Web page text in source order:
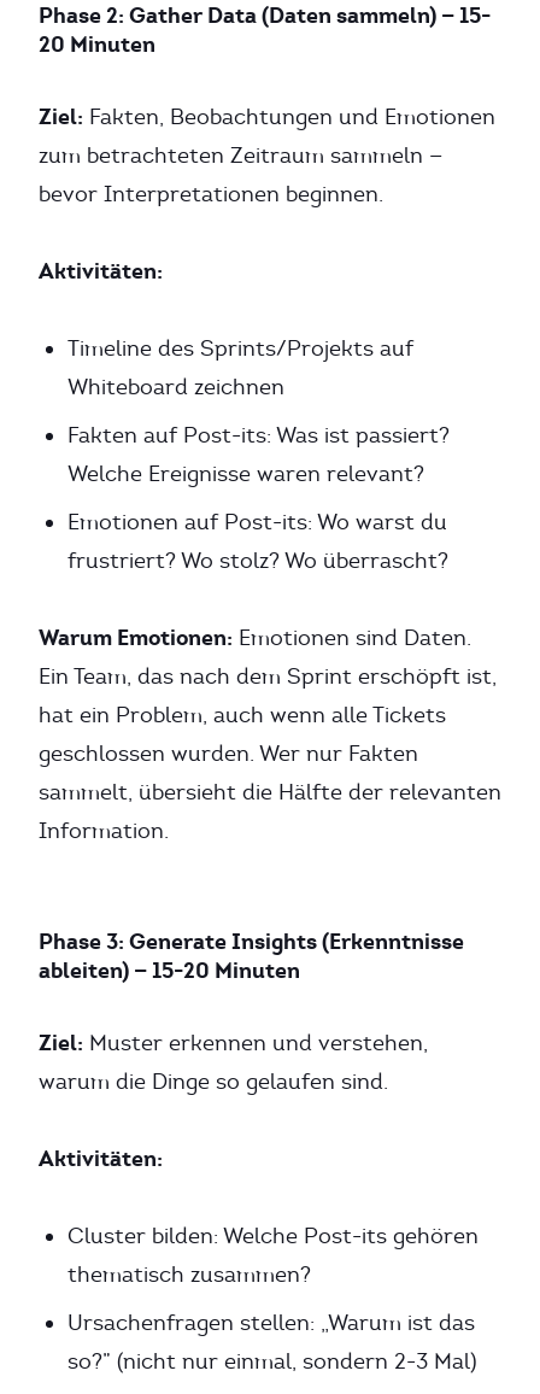
Phase 2: Gather Data (Daten sammeln) — 15-
20 Minuten
Ziel: Fakten, Beobachtungen und Emotionen
zum betrachteten Zeitraum sammeln —
bevor Interpretationen beginnen.
Aktivitäten:
Timeline des Sprints/Projekts auf
Whiteboard zeichnen
Fakten auf Post-its: Was ist passiert?
Welche Ereignisse waren relevant?
Emotionen auf Post-its: Wo warst du
frustriert? Wo stolz? Wo überrascht?
Warum Emotionen: Emotionen sind Daten.
Ein Team, das nach dem Sprint erschöpft ist,
hat ein Problem, auch wenn alle Tickets
geschlossen wurden. Wer nur Fakten
sammelt, übersieht die Hälfte der relevanten
Information.
Phase 3: Generate Insights (Erkenntnisse
ableiten) — 15-20 Minuten
Ziel: Muster erkennen und verstehen,
warum die Dinge so gelaufen sind.
Aktivitäten:
Cluster bilden: Welche Post-its gehören
thematisch zusammen?
Ursachenfragen stellen: „Warum ist das
so?” (nicht nur einmal, sondern 2-3 Mal)